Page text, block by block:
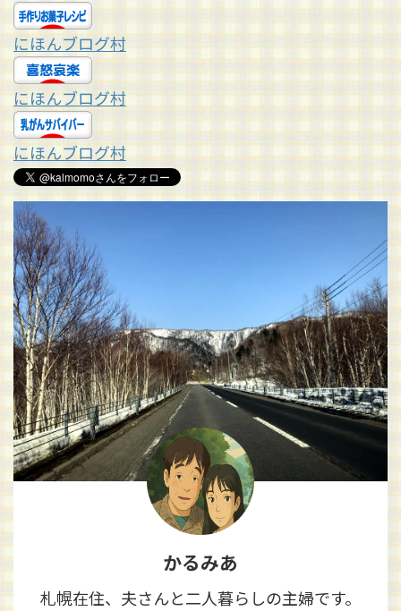
にほんブログ村
にほんブログ村
にほんブログ村
かるみあ
札幌在住、夫さんと二人暮らしの主婦です。